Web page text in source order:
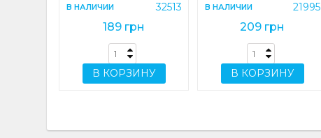
В НАЛИЧИИ 32513
189 грн
В КОРЗИНУ
В НАЛИЧИИ 21995
209 грн
В КОРЗИНУ